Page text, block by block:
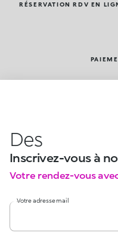
RÉSERVATION RDV EN
Des
Inscrivez-vous à
Votre rendez-vous
Votre adresse mail